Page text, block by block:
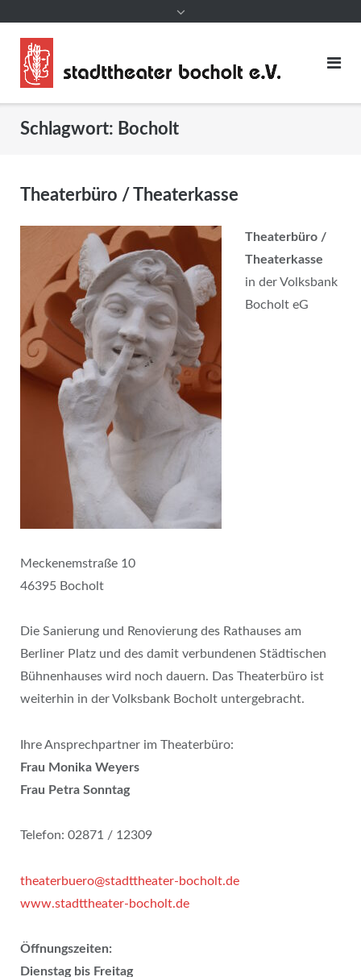
Schlagwort: Bocholt
Theaterbüro / Theaterkasse
Theaterbüro /
Theaterkasse
in der Volksbank
Bocholt eG
Meckenemstraße 10
46395 Bocholt
Die Sanierung und Renovierung des Rathauses am
Berliner Platz und des damit verbundenen Städtischen
Bühnenhauses wird noch dauern. Das Theaterbüro ist
weiterhin in der Volksbank Bocholt untergebracht.
Ihre Ansprechpartner im Theaterbüro:
Frau Monika Weyers
Frau Petra Sonntag
Telefon: 02871 / 12309
theaterbuero@stadttheater-bocholt.de
www.stadttheater-bocholt.de
Öffnungszeiten:
Dienstag bis Freitag